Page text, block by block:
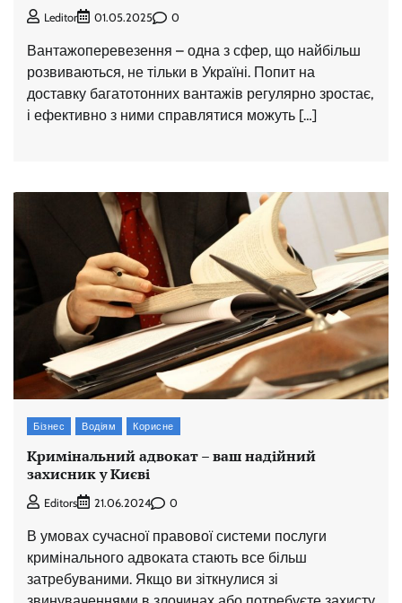
Leditor 01.05.2025 0
Вантажоперевезення – одна з сфер, що найбільш
розвиваються, не тільки в Україні. Попит на
доставку багатотонних вантажів регулярно зростає,
і ефективно з ними справлятися можуть […]
Бізнес Водіям Корисне
Кримінальний адвокат – ваш надійний
захисник у Києві
Editors 21.06.2024 0
В умовах сучасної правової системи послуги
кримінального адвоката стають все більш
затребуваними. Якщо ви зіткнулися зі